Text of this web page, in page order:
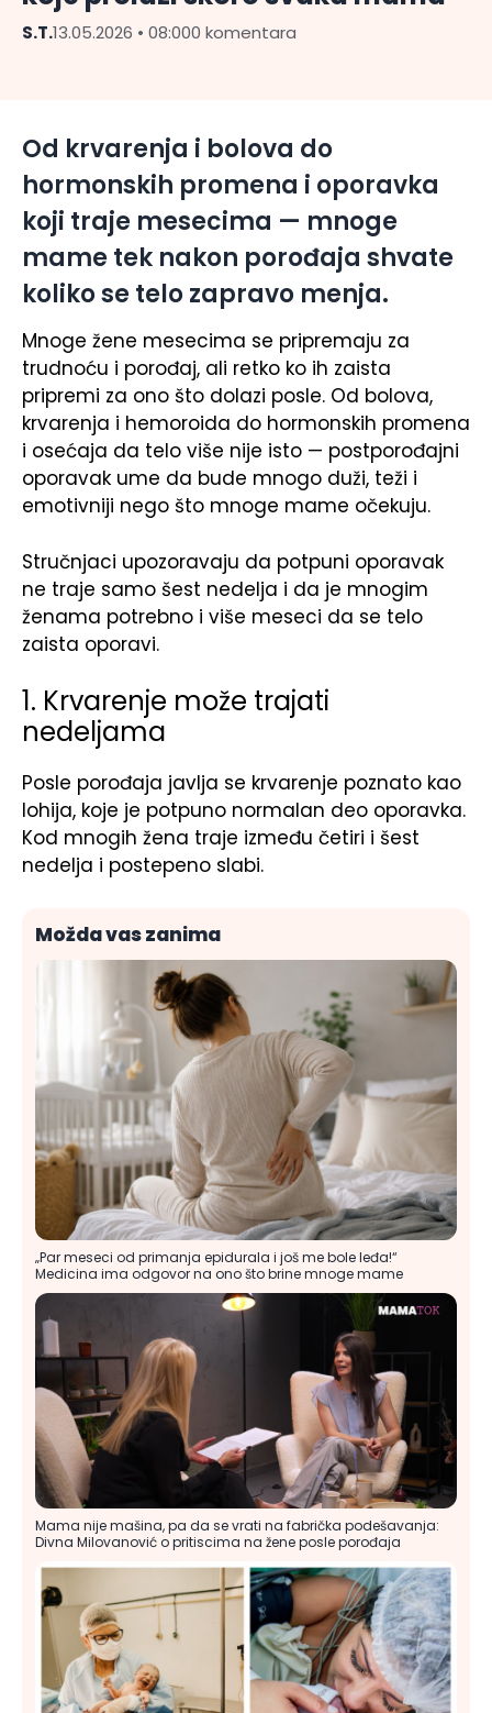
S.T.13.05.2026 • 08:000 komentara
Od krvarenja i bolova do
hormonskih promena i oporavka
koji traje mesecima — mnoge
mame tek nakon porođaja shvate
koliko se telo zapravo menja.
Mnoge žene mesecima se pripremaju za
trudnoću i porođaj, ali retko ko ih zaista
pripremi za ono što dolazi posle. Od bolova,
krvarenja i hemoroida do hormonskih promena
i osećaja da telo više nije isto — postporođajni
oporavak ume da bude mnogo duži, teži i
emotivniji nego što mnoge mame očekuju.
Stručnjaci upozoravaju da potpuni oporavak
ne traje samo šest nedelja i da je mnogim
ženama potrebno i više meseci da se telo
zaista oporavi.
1. Krvarenje može trajati
nedeljama
Posle porođaja javlja se krvarenje poznato kao
lohija, koje je potpuno normalan deo oporavka.
Kod mnogih žena traje između četiri i šest
nedelja i postepeno slabi.
Možda vas zanima
„Par meseci od primanja epidurala i još me bole leđa!“
Medicina ima odgovor na ono što brine mnoge mame
Mama nije mašina, pa da se vrati na fabrička podešavanja:
Divna Milovanović o pritiscima na žene posle porođaja